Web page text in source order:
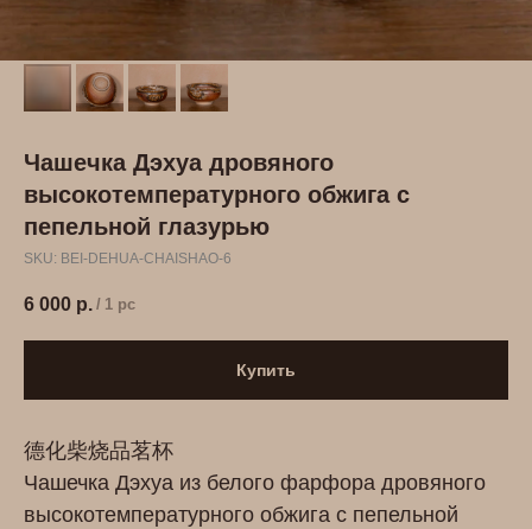
Чашечка Дэхуа дровяного
высокотемпературного обжига с
пепельной глазурью
SKU: BEI-DEHUA-CHAISHAO-6
6 000 р. / 1 pc
Купить
德化柴烧品茗杯
Чашечка Дэхуа из белого фарфора дровяного
высокотемпературного обжига с пепельной